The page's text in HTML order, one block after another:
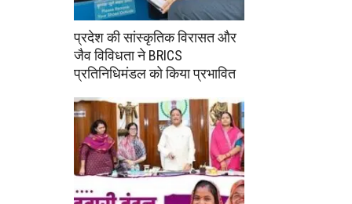
प्रदेश की सांस्कृतिक विरासत और
जैव विविधता ने BRICS
प्रतिनिधिमंडल को किया प्रभावित